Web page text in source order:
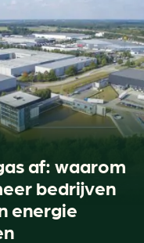
af: waarom
bedrijven
energie